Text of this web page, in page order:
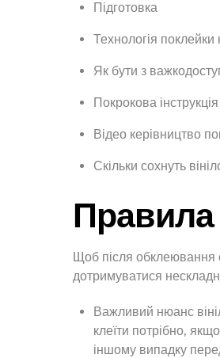
Підготовка
Технологія поклейки
Як бути з
Покрокова
Відео керівництво
Скільки сохнуть
Правила
Щоб після обклеювання
дотримуватися
Важливий нюанс
клеїти потрібно,
іншому випадку